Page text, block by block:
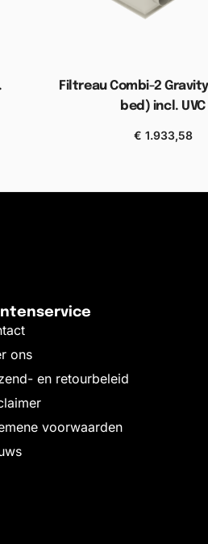
Filtreau Combi-2
bed) incl. UVC
€ 1.933,58
ons
en retourbeleid
voorwaarden